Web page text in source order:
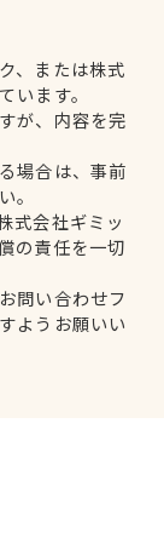
、または株式
います。
が、内容を完
場合は、事前
。
式会社ギミッ
の責任を一切
問い合わせフ
ようお願いい